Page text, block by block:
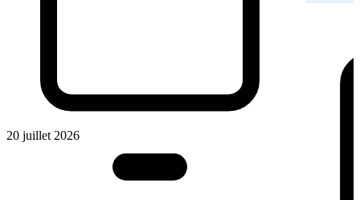
20 juillet 2026